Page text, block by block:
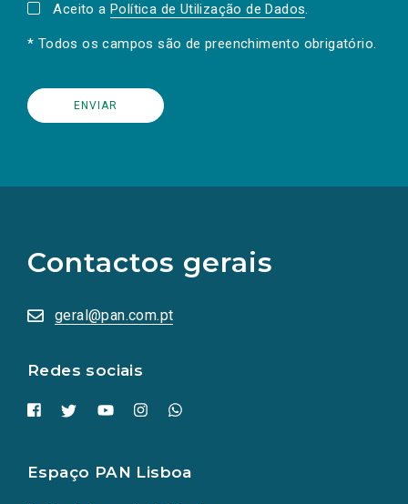
Aceito a Política de Utilização de Dados.
* Todos os campos são de preenchimento obrigatório.
Contactos gerais
geral@pan.com.pt
Redes sociais
redes
sociais
numa
nova
Espaço PAN Lisboa